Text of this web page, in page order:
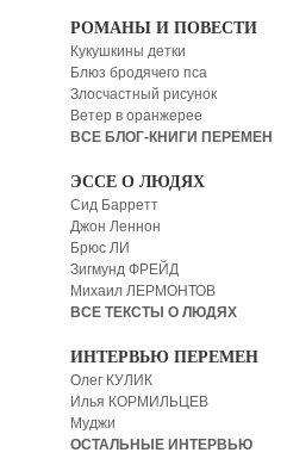
РОМАНЫ И ПОВЕСТИ
Кукушкины детки
Блюз бродячего пса
Злосчастный рисунок
Ветер в оранжерее
ВСЕ БЛОГ-КНИГИ ПЕРЕМЕН
ЭССЕ О ЛЮДЯХ
Сид Барретт
Джон Леннон
Брюс ЛИ
Зигмунд ФРЕЙД
Михаил ЛЕРМОНТОВ
ВСЕ ТЕКСТЫ О ЛЮДЯХ
ИНТЕРВЬЮ ПЕРЕМЕН
Олег КУЛИК
Илья КОРМИЛЬЦЕВ
Муджи
ОСТАЛЬНЫЕ ИНТЕРВЬЮ